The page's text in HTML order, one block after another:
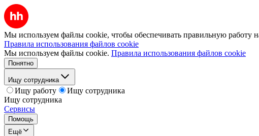
Мы используем файлы cookie, чтобы обеспечивать правильную работу
Правила использования файлов cookie
Мы используем файлы cookie. Правила использования файлов cookie
Понятно
Ищу сотрудника
Ищу работу
Ищу сотрудника
Ищу сотрудника
Сервисы
Помощь
Ещё